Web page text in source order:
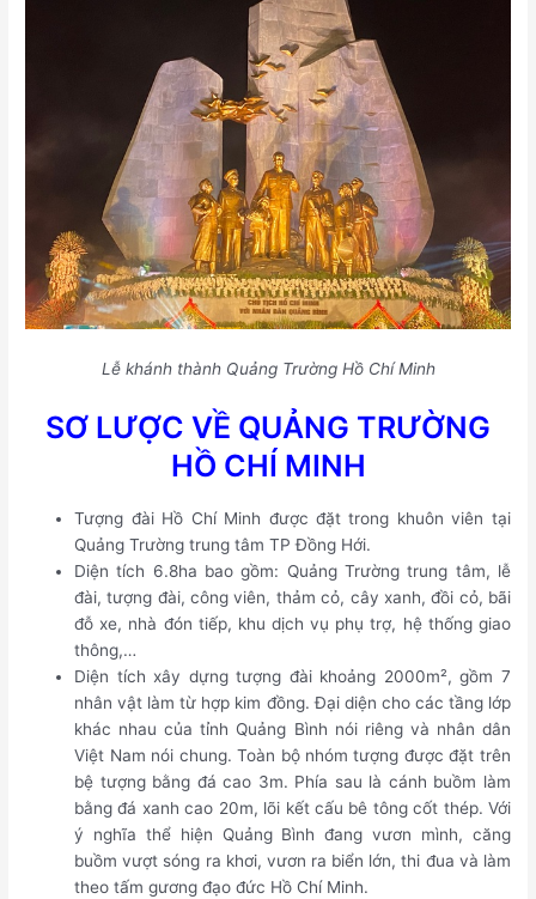
Lễ khánh thành Quảng Trường Hồ Chí Minh
SƠ LƯỢC VỀ QUẢNG TRƯỜNG
HỒ CHÍ MINH
Tượng đài Hồ Chí Minh được đặt trong khuôn viên tại
Quảng Trường trung tâm TP Đồng Hới.
Diện tích 6.8ha bao gồm: Quảng Trường trung tâm, lễ
đài, tượng đài, công viên, thảm cỏ, cây xanh, đồi cỏ, bãi
đỗ xe, nhà đón tiếp, khu dịch vụ phụ trợ, hệ thống giao
thông,…
Diện tích xây dựng tượng đài khoảng 2000m², gồm 7
nhân vật làm từ hợp kim đồng. Đại diện cho các tầng lớp
khác nhau của tỉnh Quảng Bình nói riêng và nhân dân
Việt Nam nói chung. Toàn bộ nhóm tượng được đặt trên
bệ tượng bằng đá cao 3m. Phía sau là cánh buồm làm
bằng đá xanh cao 20m, lõi kết cấu bê tông cốt thép. Với
ý nghĩa thể hiện Quảng Bình đang vươn mình, căng
buồm vượt sóng ra khơi, vươn ra biển lớn, thi đua và làm
theo tấm gương đạo đức Hồ Chí Minh.